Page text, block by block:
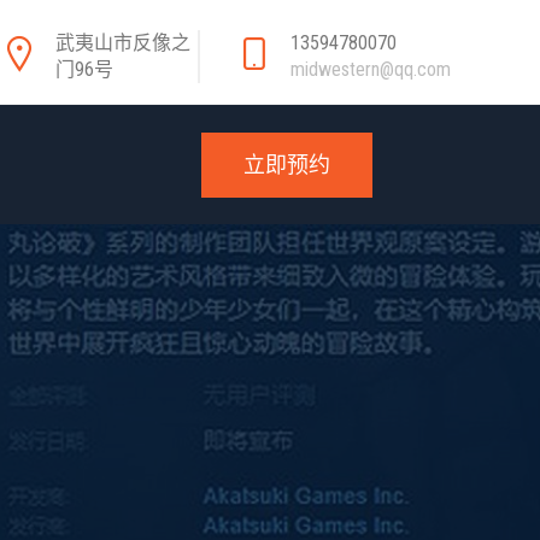
武夷山市反像之
门96号
13594780070
midwestern@qq.com
立即预约